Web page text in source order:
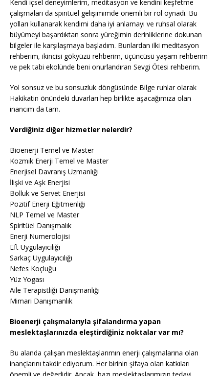
Kendi içsel deneyimlerim, meditasyon ve kendini keşfetme
çalışmaları da spiritüel gelişimimde önemli bir rol oynadı. Bu
yolları kullanarak kendimi daha iyi anlamayı ve ruhsal olarak
büyümeyi başardıktan sonra yüreğimin derinliklerine dokunan
bilgeler ile karşılaşmaya başladım. Bunlardan ilki meditasyon
rehberim, ikincisi gökyüzü rehberim, üçüncüsü yaşam rehberim
ve pek tabi ekolünde beni onurlandıran Sevgi Ötesi rehberim.
Yol sonsuz ve bu sonsuzluk döngüsünde Bilge ruhlar olarak
Hakikatin önündeki duvarları hep birlikte aşacağımıza olan
inancım da tam.
Verdiğiniz diğer hizmetler nelerdir?
Bioenerji Temel ve Master
Kozmik Enerji Temel ve Master
Enerjisel Davranış Uzmanlığı
İlişki ve Aşk Enerjisi
Bolluk ve Servet Enerjisi
Pozitif Enerji Eğitmenliği
NLP Temel ve Master
Spiritüel Danışmalık
Enerji Numerolojisi
Eft Uygulayıcılığı
Sarkaç Uygulayıcılığı
Nefes Koçluğu
Yüz Yogası
Aile Terapistliği Danışmanlığı
Mimari Danışmanlık
Bioenerji çalışmalarıyla şifalandırma yapan
meslektaşlarınızda eleştirdiğiniz noktalar var mı?
Bu alanda çalışan meslektaşlarımın enerji çalışmalarına olan
inançlarını takdir ediyorum. Her birinin şifaya olan katkıları